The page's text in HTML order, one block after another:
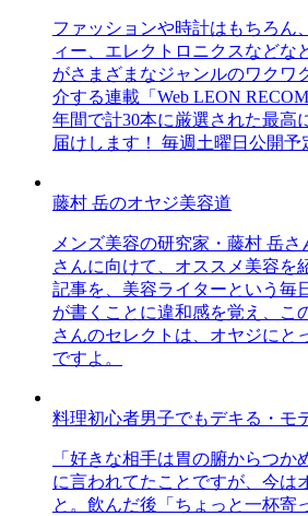
ファッションや時計はもちろん
ィー、エレクトロニクスなどな
がさまざまなジャンルのワクワ
介する連載「Web LEON
年間で計30本に厳選された最高
届けします！ 毎週土曜日公開予
藤村 岳のオヤジ美容道
メンズ美容の研究家・藤村 岳
さんに向けて、オススメ美容を
記事を、美容ライターという毎
が書くことに違和感を覚え、こ
さんのセレクトは、オヤジにと
ですよ。
料理初心者男子でもデキる・モ
「好きな相手は胃の腑からつか
に言われてたことですが、今は
と。飲んだ後「ちょっと一杯寄